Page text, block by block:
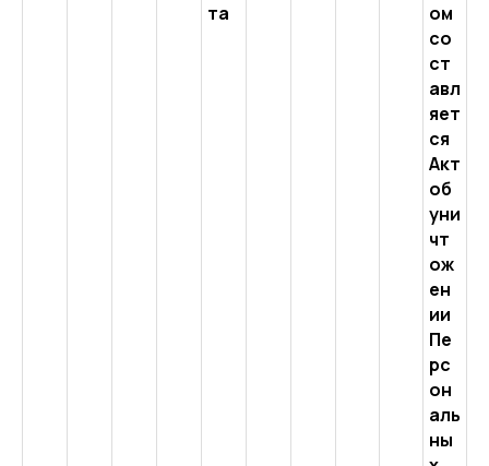
та
ом
со
ст
авл
яет
ся
Акт
об
уни
чт
ож
ен
ии
Пе
рс
он
аль
ны